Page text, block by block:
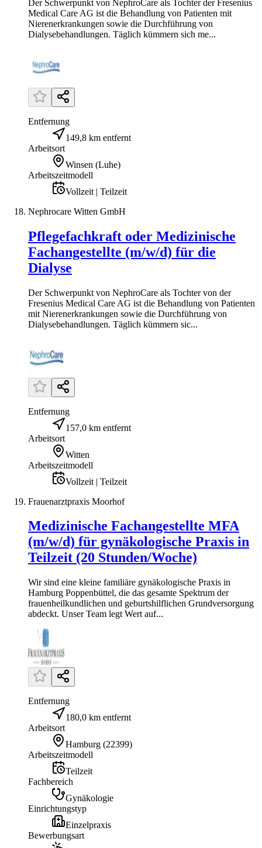
Der Schwerpunkt von NephroCare als Tochter der Fresenius
Medical Care AG ist die Behandlung von Patienten mit
Nierenerkrankungen sowie die Durchführung von
Dialysebehandlungen. Täglich kümmern sich me...
Entfernung
149,8 km entfernt
Arbeitsort
Winsen (Luhe)
Arbeitszeitmodell
Vollzeit | Teilzeit
Nephrocare Witten GmbH
Pflegefachkraft oder Medizinische
Fachangestellte (m/w/d) für die
Dialyse
Der Schwerpunkt von NephroCare als Tochter von der
Fresenius Medical Care AG ist die Behandlung von Patienten
mit Nierenerkrankungen sowie die Durchführung von
Dialysebehandlungen. Täglich kümmern sic...
Entfernung
157,0 km entfernt
Arbeitsort
Witten
Arbeitszeitmodell
Vollzeit | Teilzeit
Frauenarztpraxis Moorhof
Medizinische Fachangestellte MFA
(m/w/d) für gynäkologische Praxis in
Teilzeit (20 Stunden/Woche)
Wir sind eine kleine familiäre gynäkologische Praxis in
Hamburg Poppenbüttel, die das gesamte Spektrum der
frauenheilkundlichen und geburtshilflichen Grundversorgung
abdeckt. Unser Team legt Wert auf...
Entfernung
180,0 km entfernt
Arbeitsort
Hamburg (22399)
Arbeitszeitmodell
Teilzeit
Fachbereich
Gynäkologie
Einrichtungstyp
Einzelpraxis
Bewerbungsart